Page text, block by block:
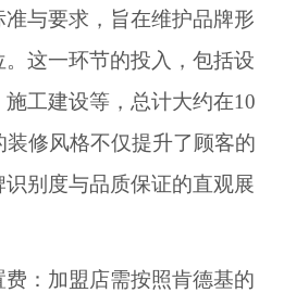
与要求，旨在维护品牌形
这一环节的投入，包括设
工建设等，总计大约在10
修风格不仅提升了顾客的
别度与品质保证的直观展
加盟店需按照肯德基的